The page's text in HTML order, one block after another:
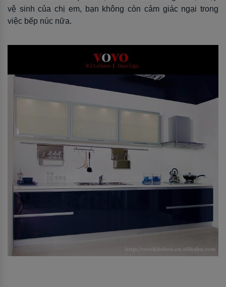
vệ sinh của chị em, bạn không còn cảm giác ngại trong
việc bếp núc nữa.